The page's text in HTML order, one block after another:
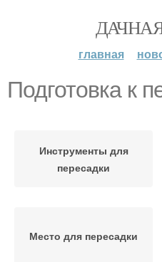
главная
Подготовка к
Инструменты для
пересадки
Место для пересадки